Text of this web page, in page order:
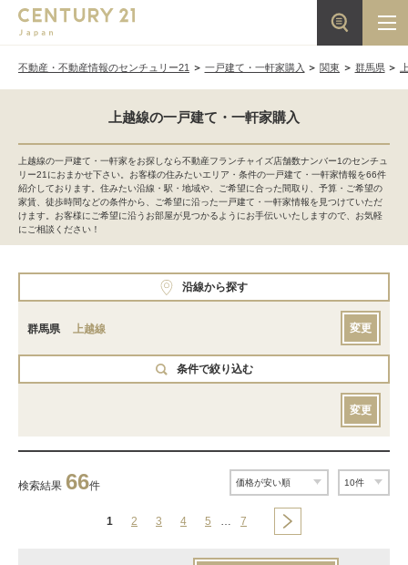
不動産・不動産情報のセンチュリー21 一戸建て・一軒家購入 関東 群馬県
上越線の一戸建て・一軒家購入
上越線の一戸建て・一軒家をお探しなら不動産フランチャイズ店舗数ナンバー1のセンチュ
リー21におまかせ下さい。お客様の住みたいエリア・条件の一戸建て・一軒家情報を66件
紹介しております。住みたい沿線・駅・地域や、ご希望に合った間取り、予算・ご希望の
家賃、徒歩時間などの条件から、ご希望に沿った一戸建て・一軒家情報を見つけていただ
けます。お客様にご希望に沿うお部屋が見つかるようにお手伝いいたしますので、お気軽
にご相談ください！
沿線から探す
群馬県 上越線 変更
条件で絞り込む
変更
検索結果 66件
1 2 3 4 5 … 7